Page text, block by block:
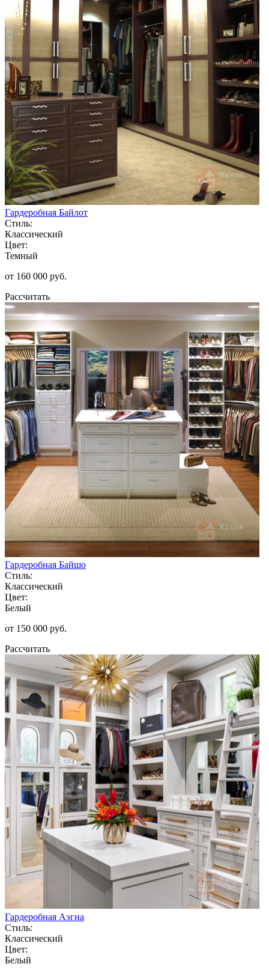
Гардеробная Байлот
Стиль:
Классический
Цвет:
Темный
от 160 000 руб.
Рассчитать
Гардеробная Байшо
Стиль:
Классический
Цвет:
Белый
от 150 000 руб.
Рассчитать
Гардеробная Аэгна
Стиль:
Классический
Цвет:
Белый